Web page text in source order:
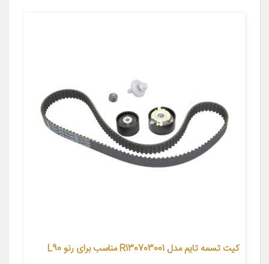
کیت تسمه تایم مدل R130703001 مناسب برای رنو L90